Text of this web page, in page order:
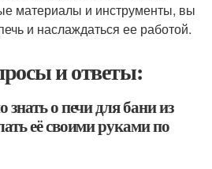
материалы и инструменты, вы
и наслаждаться ее работой.
и ответы:
о печи для бани из
её своими руками по